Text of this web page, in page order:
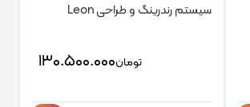
سیستم رندرینگ و طراحی Leon
تومان۱۳۰.۵۰۰.۰۰۰